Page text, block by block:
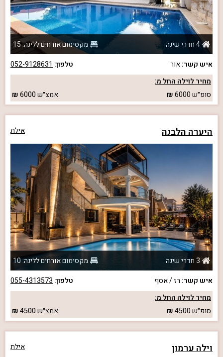
4 חדרי שינה
מקסימום אורחים ללינה: 15
איש קשר:אור טלפון: 052-9128631
מחיר לוילה החל מ:
סופ״ש6000 אמצ״ש6000
היערה הלבנה אילת
3 חדרי שינה
מקסימום אורחים ללינה: 10
איש קשר: רז / אסף טלפון: 055-4313573
מחיר לוילה החל מ:
סופ״ש4500 אמצ״ש4500
וילה ערמון אילת